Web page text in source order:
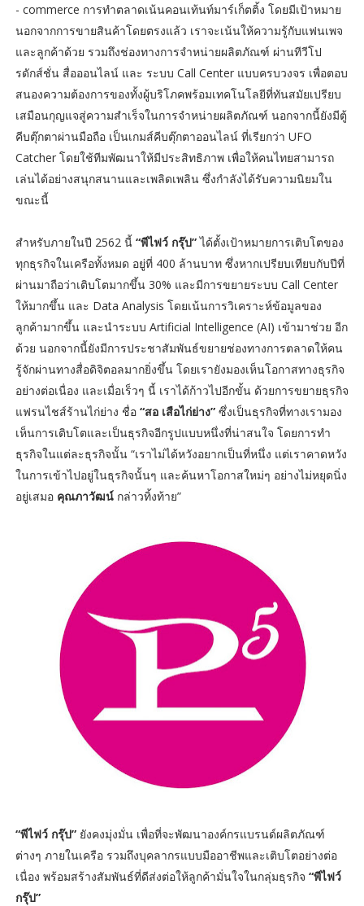
- commerce การทำตลาดเน้นคอนเท้นท์มาร์เก็ตติ้ง โดยมีเป้าหมาย
นอกจากการขายสินค้าโดยตรงแล้ว เราจะเน้นให้ความรู้กับแฟนเพจ
และลูกค้าด้วย รวมถึงช่องทางการจำหน่ายผลิตภัณฑ์ ผ่านทีวีโป
รดักส์ชั่น สื่อออนไลน์ และ ระบบ Call Center แบบครบวงจร เพื่อตอบ
สนองความต้องการของทั้งผู้บริโภคพร้อมเทคโนโลยีที่ทันสมัยเปรียบ
เสมือนกุญแจสู่ความสำเร็จในการจำหน่ายผลิตภัณฑ์ นอกจากนี้ยังมีตู้
คีบตุ๊กตาผ่านมือถือ เป็นเกมส์คีบตุ๊กตาออนไลน์ ที่เรียกว่า UFO
Catcher โดยใช้ทีมพัฒนาให้มีประสิทธิภาพ เพื่อให้คนไทยสามารถ
เล่นได้อย่างสนุกสนานและเพลิดเพลิน ซึ่งกำลังได้รับความนิยมใน
ขณะนี้
สำหรับภายในปี 2562 นี้“พีไฟว์ กรุ๊ป”ได้ตั้งเป้าหมายการเติบโตของ
ทุกธุรกิจในเครือทั้งหมด อยู่ที่ 400 ล้านบาท ซึ่งหากเปรียบเทียบกับปีที่
ผ่านมาถือว่าเติบโตมากขึ้น 30% และมีการขยายระบบ Call Center
ให้มากขึ้น และ Data Analysis โดยเน้นการวิเคราะห์ข้อมูลของ
ลูกค้ามากขึ้น และนำระบบ Artificial Intelligence (AI) เข้ามาช่วย อีก
ด้วย นอกจากนี้ยังมีการประชาสัมพันธ์ขยายช่องทางการตลาดให้คน
รู้จักผ่านทางสื่อดิจิตอลมากยิ่งขึ้น โดยเรายังมองเห็นโอกาสทางธุรกิจ
อย่างต่อเนื่อง และเมื่อเร็วๆ นี้ เราได้ก้าวไปอีกขั้น ด้วยการขยายธุรกิจ
แฟรนไชส์ร้านไก่ย่าง ชื่อ“สอ เสือไก่ย่าง” ซึ่งเป็นธุรกิจที่ทางเรามอง
เห็นการเติบโตและเป็นธุรกิจอีกรูปแบบหนึ่งที่น่าสนใจ โดยการทำ
ธุรกิจในแต่ละธุรกิจนั้น “เราไม่ได้หวังอยากเป็นที่หนึ่ง แต่เราคาดหวัง
ในการเข้าไปอยู่ในธุรกิจนั้นๆ และค้นหาโอกาสใหม่ๆ อย่างไม่หยุดนิ่ง
อยู่เสมอคุณภาวัฒน์กล่าวทิ้งท้าย”
“พีไฟว์ กรุ๊ป” ยังคงมุ่งมั่น เพื่อที่จะพัฒนาองค์กรแบรนด์ผลิตภัณฑ์
ต่างๆ ภายในเครือ รวมถึงบุคลากรแบบมืออาชีพและเติบโตอย่างต่อ
เนื่อง พร้อมสร้างสัมพันธ์ที่ดีส่งต่อให้ลูกค้ามั่นใจในกลุ่มธุรกิจ “พีไฟว์
กรุ๊ป”